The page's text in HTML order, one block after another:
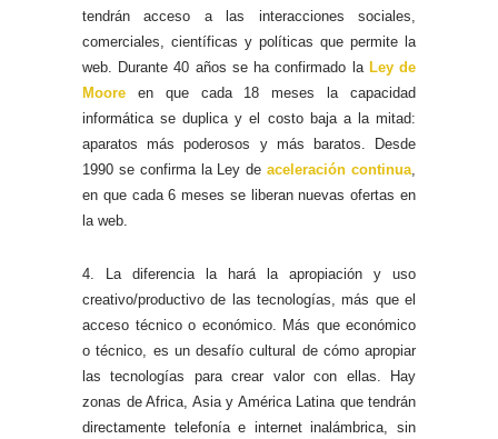
tendrán acceso a las interacciones sociales,
comerciales, científicas y políticas que permite la
web. Durante 40 años se ha confirmado la Ley de
Moore en que cada 18 meses la capacidad
informática se duplica y el costo baja a la mitad:
aparatos más poderosos y más baratos. Desde
1990 se confirma la Ley deaceleración continua
en que cada 6 meses se liberan nuevas ofertas en
la web.
4. La diferencia la hará la apropiación y uso
creativo/productivo de las tecnologías, más que el
acceso técnico o económico. Más que económico
o técnico, es un desafío cultural de cómo apropiar
las tecnologías para crear valor con ellas. Hay
zonas de Africa, Asia y América Latina que tendrán
directamente telefonía e internet inalámbrica, sin